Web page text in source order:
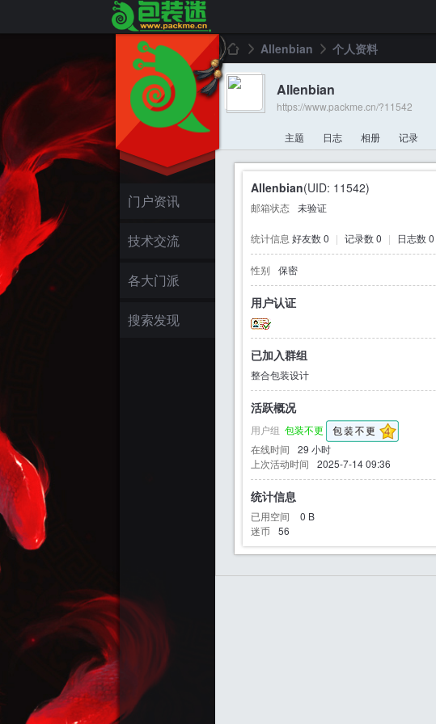
门户资讯
技术交流
各大门派
搜索发现
包 ›
Allenbian
›
个人资料
Allenbian
https://www.packme.cn/?11542
主题 日志 相册 记录
Allenbian(UID: 11542)
邮箱状态 未验证
统计信息 好友数 0 | 记录数 0 | 日志数 0
性别 保密
用户认证
已加入群组
整合包装设计
活跃概况
用户组 包装不更
在线时间
29 小时
上次活动时间
2025-7-14 09:36
统计信息
已用空间 0 B
迷币
56